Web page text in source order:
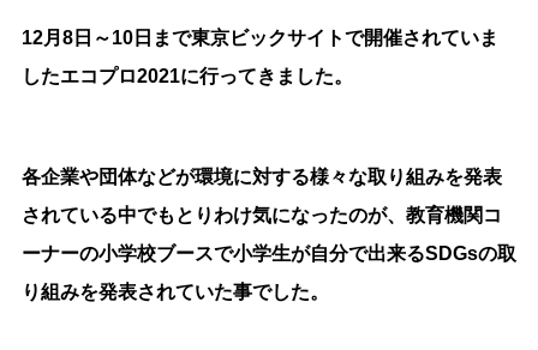
12月8日～10日まで東京ビックサイトで開催されていま
したエコプロ2021に行ってきました。
各企業や団体などが環境に対する様々な取り組みを発表
されている中でもとりわけ気になったのが、教育機関コ
ーナーの小学校ブースで小学生が自分で出来るSDGsの取
り組みを発表されていた事でした。